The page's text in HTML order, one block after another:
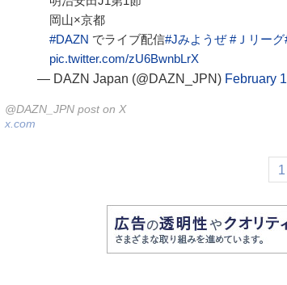
岡山×京都
#DAZN でライブ配信#Jみようぜ #Ｊリーグ
pic.twitter.com/zU6BwnbLrX
— DAZN Japan (@DAZN_JPN) February
@DAZN_JPN post on X
x.com
1